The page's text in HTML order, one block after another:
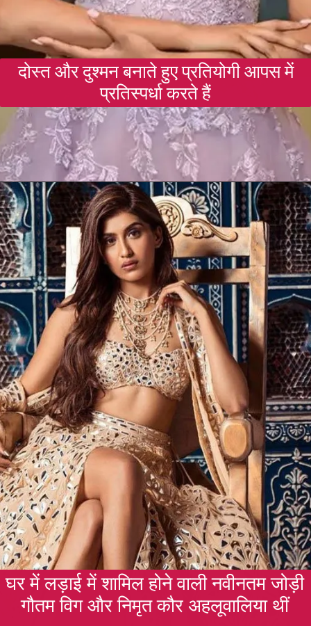
दोस्त और दुश्मन बनाते हुए प्रतियोगी आपस में
प्रतिस्पर्धा करते हैं
Opening https://gazetapost.com/salman-khan-charge-rs-1000-crore-for-hosting-bigg-boss-16/57822/
घर में लड़ाई में शामिल होने वाली नवीनतम जोड़ी
गौतम विग और निमृत कौर अहलूवालिया थीं